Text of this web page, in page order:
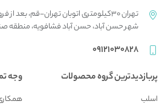
تهران 30کیلومتری اتوبان تهران-قم، بعد
شهر حسن آباد، حسن آباد فشافویه، منطقه
09121030828
پربازدیدترین گروه محصولات
اسلب
وجه